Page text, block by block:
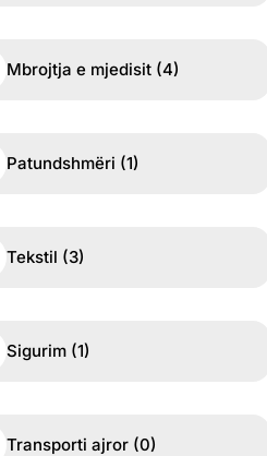
Mbrojtja e mjedisit (4)
Patundshmëri (1)
Tekstil (3)
Sigurim (1)
Transporti ajror (0)